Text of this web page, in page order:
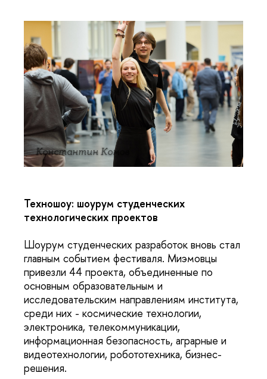
Константин Комов
Техношоу: шоурум студенческих
технологических проектов
Шоурум студенческих разработок вновь стал
главным событием фестиваля. Миэмовцы
привезли 44 проекта, объединенные по
основным образовательным и
исследовательским направлениям института,
среди них - космические технологии,
электроника, телекоммуникации,
информационная безопасность, аграрные и
видеотехнологии, робототехника, бизнес-
решения.